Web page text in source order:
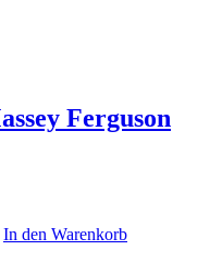
Ferguson
In den Warenkorb